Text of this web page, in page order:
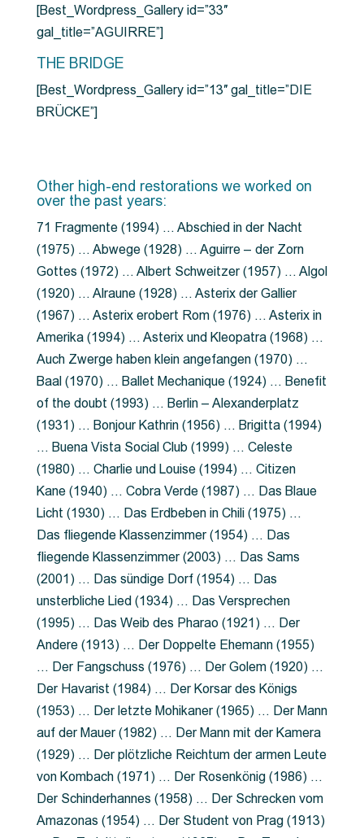
[Best_Wordpress_Gallery id=”33″
gal_title=”AGUIRRE”]
THE BRIDGE
[Best_Wordpress_Gallery id=”13″ gal_title=”DIE
BRÜCKE”]
Other high-end restorations we worked on
over the past years:
71 Fragmente (1994) … Abschied in der Nacht
(1975) … Abwege (1928) … Aguirre – der Zorn
Gottes (1972) … Albert Schweitzer (1957) … Algol
(1920) … Alraune (1928) … Asterix der Gallier
(1967) … Asterix erobert Rom (1976) … Asterix in
Amerika (1994) … Asterix und Kleopatra (1968) …
Auch Zwerge haben klein angefangen (1970) …
Baal (1970) … Ballet Mechanique (1924) … Benefit
of the doubt (1993) … Berlin – Alexanderplatz
(1931) … Bonjour Kathrin (1956) … Brigitta (1994)
… Buena Vista Social Club (1999) … Celeste
(1980) … Charlie und Louise (1994) … Citizen
Kane (1940) … Cobra Verde (1987) … Das Blaue
Licht (1930) … Das Erdbeben in Chili (1975) …
Das fliegende Klassenzimmer (1954) … Das
fliegende Klassenzimmer (2003) … Das Sams
(2001) … Das sündige Dorf (1954) … Das
unsterbliche Lied (1934) … Das Versprechen
(1995) … Das Weib des Pharao (1921) … Der
Andere (1913) … Der Doppelte Ehemann (1955)
… Der Fangschuss (1976) … Der Golem (1920) …
Der Havarist (1984) … Der Korsar des Königs
(1953) … Der letzte Mohikaner (1965) … Der Mann
auf der Mauer (1982) … Der Mann mit der Kamera
(1929) … Der plötzliche Reichtum der armen Leute
von Kombach (1971) … Der Rosenkönig (1986) …
Der Schinderhannes (1958) … Der Schrecken vom
Amazonas (1954) … Der Student von Prag (1913)